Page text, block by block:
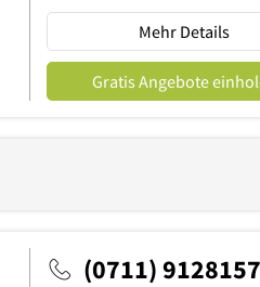
Mehr Details
Gratis Angebote
(0711)